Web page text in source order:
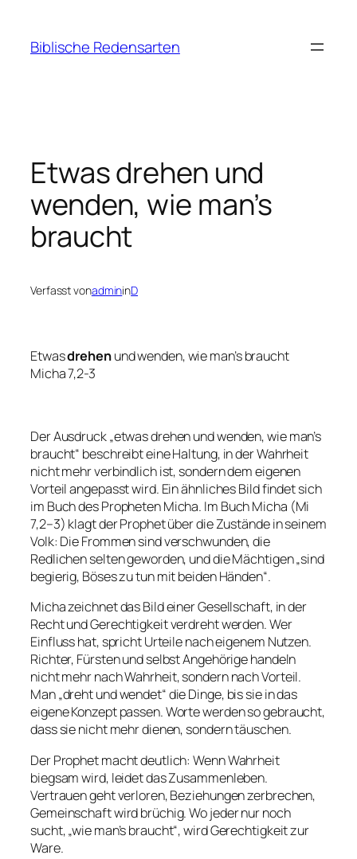
springen
Biblische Redensarten
Etwas drehen und
wenden, wie man’s
braucht
Verfasst vonadmininD
Etwasdrehenund wenden, wie man’s braucht
Micha 7,2-3
Der Ausdruck „etwas drehen und wenden, wie man’s
braucht“ beschreibt eine Haltung, in der Wahrheit
nicht mehr verbindlich ist, sondern dem eigenen
Vorteil angepasst wird. Ein ähnliches Bild findet sich
im Buch des Propheten Micha. Im Buch Micha (Mi
7,2–3) klagt der Prophet über die Zustände in seinem
Volk: Die Frommen sind verschwunden, die
Redlichen selten geworden, und die Mächtigen „sind
begierig, Böses zu tun mit beiden Händen“.
Micha zeichnet das Bild einer Gesellschaft, in der
Recht und Gerechtigkeit verdreht werden. Wer
Einfluss hat, spricht Urteile nach eigenem Nutzen.
Richter, Fürsten und selbst Angehörige handeln
nicht mehr nach Wahrheit, sondern nach Vorteil.
Man „dreht und wendet“ die Dinge, bis sie in das
eigene Konzept passen. Worte werden so gebraucht,
dass sie nicht mehr dienen, sondern täuschen.
Der Prophet macht deutlich: Wenn Wahrheit
biegsam wird, leidet das Zusammenleben.
Vertrauen geht verloren, Beziehungen zerbrechen,
Gemeinschaft wird brüchig. Wo jeder nur noch
sucht, „wie man’s braucht“, wird Gerechtigkeit zur
Ware.